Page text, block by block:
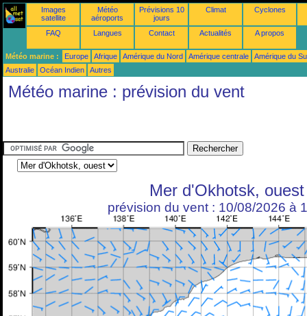
Images
satellite
Météo
aéroports
Prévisions 10
jours
Climat Cyclones
FAQ Langues Contact Actualités A propos
Météo marine : Europe Afrique Amérique du Nord Amérique centrale
Amérique du
Australie
Océan Indien Autres
Météo marine : prévision du vent
Mer d'Okhotsk, ouest
prévision du vent : 10/08/2026 à